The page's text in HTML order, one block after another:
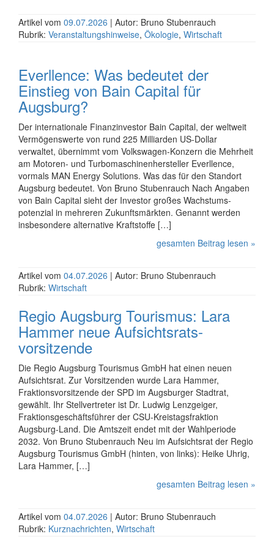
Artikel vom 09.07.2026 | Autor: Bruno Stubenrauch
Rubrik: Veranstaltungshinweise, Ökologie, Wirtschaft
Everllence: Was bedeutet der
Einstieg von Bain Capital für
Augsburg?
Der internationale Finanzinvestor Bain Capital, der welt­weit
Vermögens­werte von rund 225 Milli­arden US-Dollar
verwaltet, übernimmt vom Volkswagen-Konzern die Mehrheit
am Motoren- und Turbo­maschinen­hersteller Everllence,
vormals MAN Energy Solutions. Was das für den Standort
Augsburg bedeutet. Von Bruno Stubenrauch Nach Angaben
von Bain Capital sieht der Investor großes Wachs­tums­
potenzial in mehreren Zukunfts­märkten. Genannt werden
ins­be­sondere alter­na­tive Kraft­stoffe […]
gesamten Beitrag lesen »
Artikel vom 04.07.2026 | Autor: Bruno Stubenrauch
Rubrik: Wirtschaft
Regio Augsburg Tourismus: Lara
Hammer neue Aufsichtsrats­
vorsitzende
Die Regio Augsburg Tourismus GmbH hat einen neuen
Aufsichts­rat. Zur Vorsitzenden wurde Lara Hammer,
Fraktions­vorsitzende der SPD im Augsburger Stadtrat,
gewählt. Ihr Stell­vertreter ist Dr. Ludwig Lenzgeiger,
Fraktions­geschäfts­führer der CSU-Kreistags­fraktion
Augsburg-Land. Die Amtszeit endet mit der Wahlperiode
2032. Von Bruno Stubenrauch Neu im Aufsichtsrat der Regio
Augsburg Tourismus GmbH (hinten, von links): Heike Uhrig,
Lara Hammer, […]
gesamten Beitrag lesen »
Artikel vom 04.07.2026 | Autor: Bruno Stubenrauch
Rubrik: Kurznachrichten, Wirtschaft